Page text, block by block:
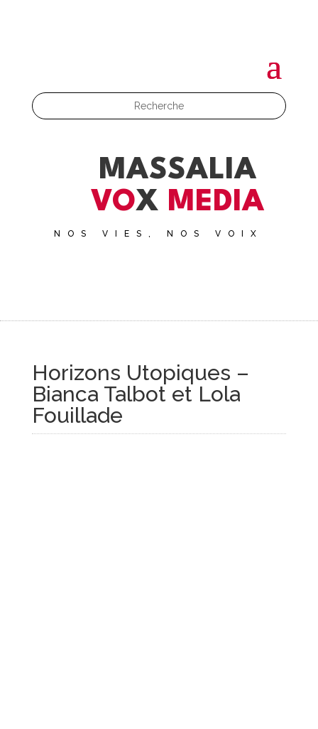
MASSALIA
VOX MEDIA
NOS VIES, NOS VOIX
Horizons Utopiques –
Bianca Talbot et Lola
Fouillade